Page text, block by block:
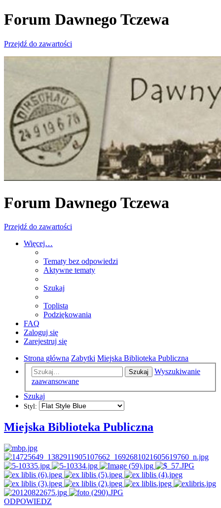
Forum Dawnego Tczewa
Przejdź do zawartości
Forum Dawnego Tczewa
Przejdź do zawartości
Więcej…
Tematy bez odpowiedzi
Aktywne tematy
Szukaj
Toplista
Podziękowania
FAQ
Zaloguj się
Zarejestruj się
Strona główna Zabytki Miejska Biblioteka Publiczna
Szukaj
Wyszukiwanie
zaawansowane
Szukaj
Styl:
Miejska Biblioteka Publiczna
ODPOWIEDZ